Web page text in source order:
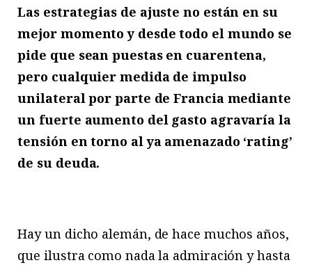
Las estrategias de ajuste no están en su
mejor momento y desde todo el mundo se
pide que sean puestas en cuarentena,
pero cualquier medida de impulso
unilateral por parte de Francia mediante
un fuerte aumento del gasto agravaría la
tensión en torno al ya amenazado ‘rating’
de su deuda.
Hay un dicho alemán, de hace muchos años,
que ilustra como nada la admiración y hasta